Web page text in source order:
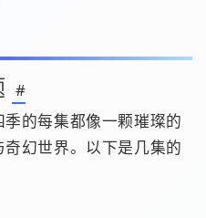
#
季的每集都像一颗璀璨的
幻世界。以下是几集的